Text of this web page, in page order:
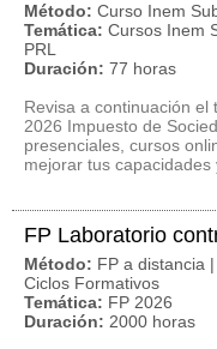
Método: Curso Inem
Temática: Cursos Inem
PRL
Duración: 77 horas
Revisa a continuación el
2026 Impuesto de
presenciales, cursos
mejorar tus capacidades
FP Laboratorio
Método: FP a distancia
Ciclos Formativos
Temática: FP 2026
Duración: 2000 horas